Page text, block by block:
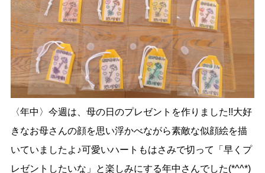
〈年中〉今週は、母の日のプレゼントを作りました!!大好
きなお母さんの顔を思い浮かべながら素敵な似顔絵を描
いていましたよ♪可愛いハートもはさみで切って「早くプ
レゼントしたいな」と楽しみにする年中さんでした(*^^*)